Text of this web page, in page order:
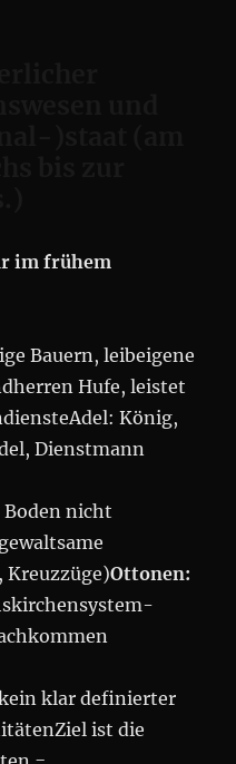
im frühem
Bauern, leibeigene
Hufe, leistet
König,
Dienstmann
nicht
Kreuzzüge)Ottonen:
klar definierter
ist die